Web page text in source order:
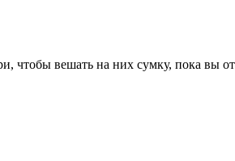
вешать на них сумку, пока вы